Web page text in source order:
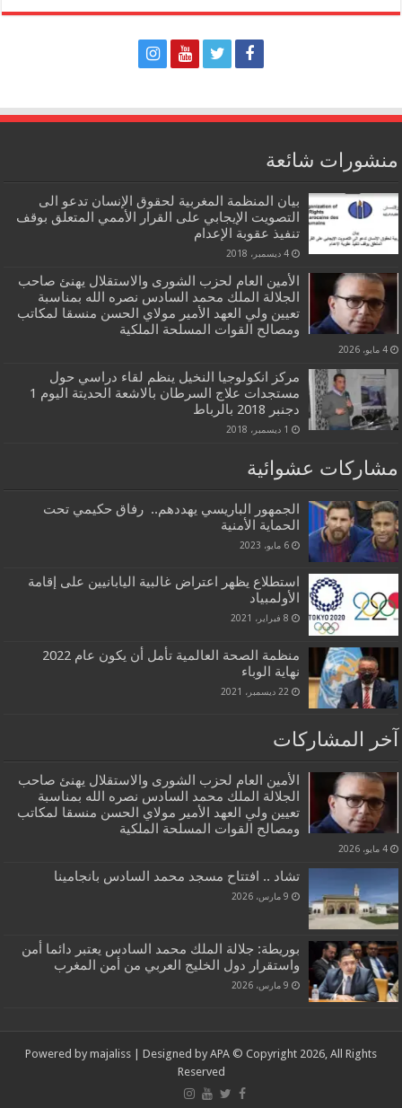
منشورات شائعة
بيان المنظمة المغربية لحقوق الإنسان تدعو الى
التصويت الإيجابي على القرار الأممي المتعلق بوقف
تنفيذ عقوبة الإعدام
4 ديسمبر، 2018
الأمين العام لحزب الشورى والاستقلال يهنئ صاحب
الجلالة الملك محمد السادس نصره الله بمناسبة
تعيين ولي العهد الأمير مولاي الحسن منسقا لمكاتب
ومصالح القوات المسلحة الملكية
4 مايو، 2026
مركز انكولوجيا النخيل ينظم لقاء دراسي حول
مستجدات علاج السرطان بالاشعة الحديتة اليوم 1
دجنبر 2018 بالرباط
1 ديسمبر، 2018
مشاركات عشوائية
الجمهور الباريسي يهددهم.. رفاق حكيمي تحت
الحماية الأمنية
6 مايو، 2023
استطلاع يظهر اعتراض غالبية اليابانيين على إقامة
الأولمبياد
8 فبراير، 2021
منظمة الصحة العالمية تأمل أن يكون عام 2022
نهاية الوباء
22 ديسمبر، 2021
آخر المشاركات
الأمين العام لحزب الشورى والاستقلال يهنئ صاحب
الجلالة الملك محمد السادس نصره الله بمناسبة
تعيين ولي العهد الأمير مولاي الحسن منسقا لمكاتب
ومصالح القوات المسلحة الملكية
4 مايو، 2026
تشاد .. افتتاح مسجد محمد السادس بانجامينا
9 مارس، 2026
بوريطة: جلالة الملك محمد السادس يعتبر دائما أمن
واستقرار دول الخليج العربي من أمن المغرب
9 مارس، 2026
Powered by majaliss | Designed by APA © Copyright 2026, All Rights
Reserved